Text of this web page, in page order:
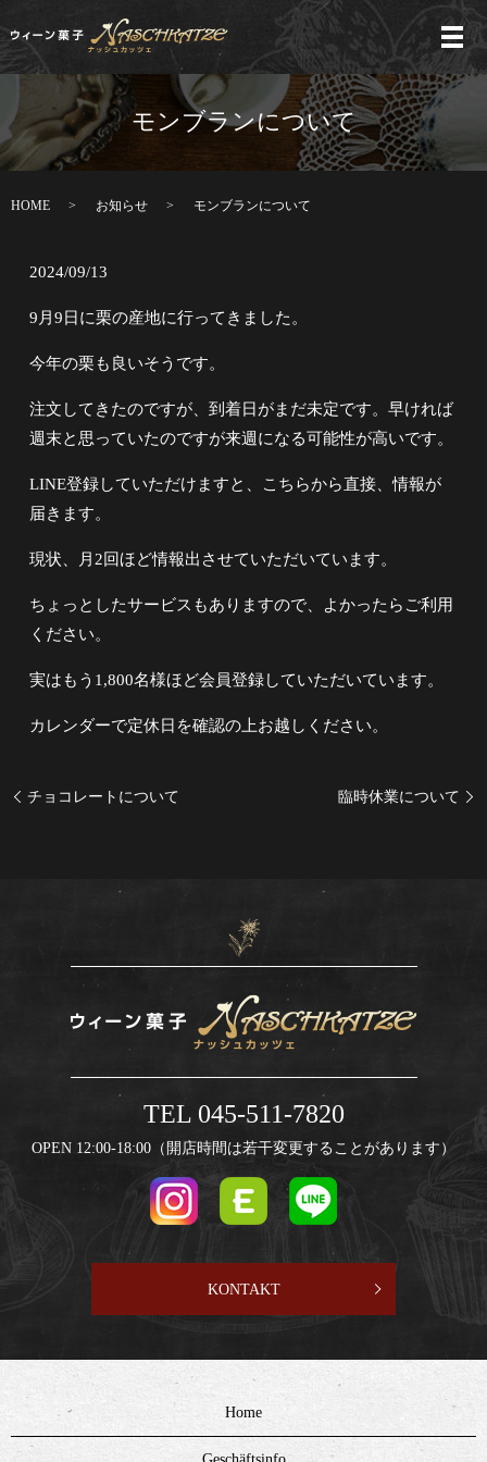
メ
モンブランについて
HOME お知らせ モンブランについて
2024/09/13
9月9日に栗の産地に行ってきました。
今年の栗も良いそうです。
注文してきたのですが、到着日がまだ未定です。早ければ
週末と思っていたのですが来週になる可能性が高いです。
LINE登録していただけますと、こちらから直接、情報が
届きます。
現状、月2回ほど情報出させていただいています。
ちょっとしたサービスもありますので、よかったらご利用
ください。
実はもう1,800名様ほど会員登録していただいています。
カレンダーで定休日を確認の上お越しください。
チョコレートについて 臨時休業について
TEL 045-511-7820
OPEN 12:00-18:00（開店時間は若干変更することがあります）
KONTAKT
Home